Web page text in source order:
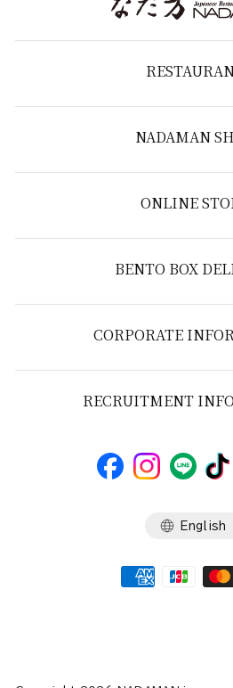
NADAMAN
ONLINE
BENTO BOX
CORPORATE
RECRUITMENT
English